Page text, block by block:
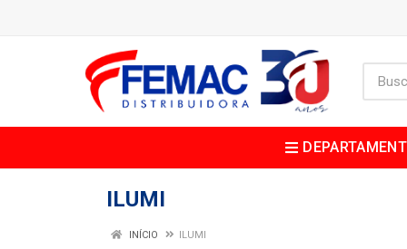
ILUMI
INÍCIO ILUMI